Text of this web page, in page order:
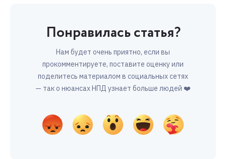
Понравилась статья?
Нам будет очень приятно, если вы
прокомментируете, поставите оценку или
поделитесь материалом в социальных сетях
— так о нюансах НПД узнает больше людей ❤️